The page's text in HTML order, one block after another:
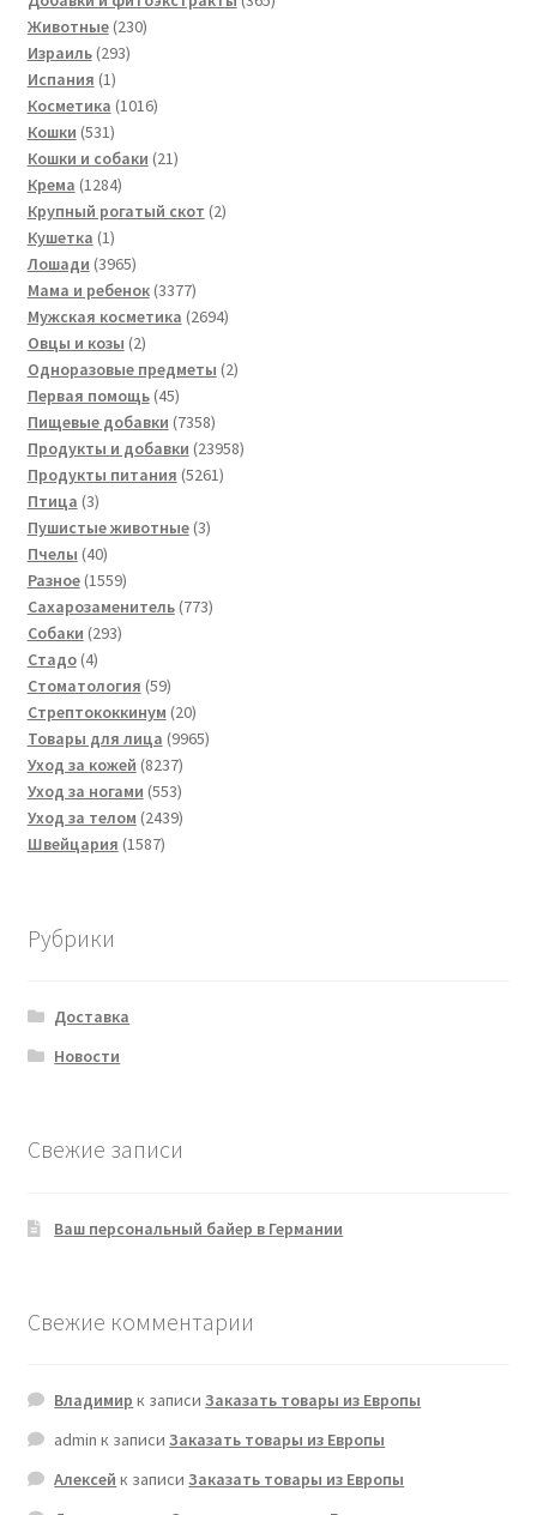
Животные 230230
Израиль 293293
Испания 11
товар
Косметика 10161016
Кошки 531531
товар
Кошки и собаки 2121
Крема 12841284
товара
Крупный рогатый скот 22
Кушетка 11
товар
Лошади 39653965
товаров
Мама и ребенок 33773377
товаров
Мужская косметика 26942694
Овцы и козы 22
товара
Одноразовые предметы 22
Первая помощь 4545
товаров
Пищевые добавки 73587358
товаров
Продукты и добавки 2395823958
Продукты питания 52615261
Птица 33
товара
Пушистые животные 33
Пчелы 4040
товаров
Разное 15591559
товаров
Сахарозаменитель 773773
Собаки 293293
Стадо 44
товара
Стоматология 5959
товаров
Стрептококкинум 2020
товаров
Товары для лица 99659965
Уход за кожей 82378237
товаров
Уход за ногами 553553
товара
Уход за телом 24392439
Швейцария 15871587
Рубрики
Доставка
Новости
Свежие записи
Ваш персональный байер в Германии
Свежие комментарии
Владимир к записиЗаказать товары из Европы
admin к записиЗаказать товары из Европы
Алексей к записиЗаказать товары из Европы